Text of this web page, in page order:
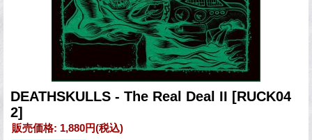
DEATHSKULLS - The Real Deal II [RUCK04
2]
販売価格: 1,880円(税込)